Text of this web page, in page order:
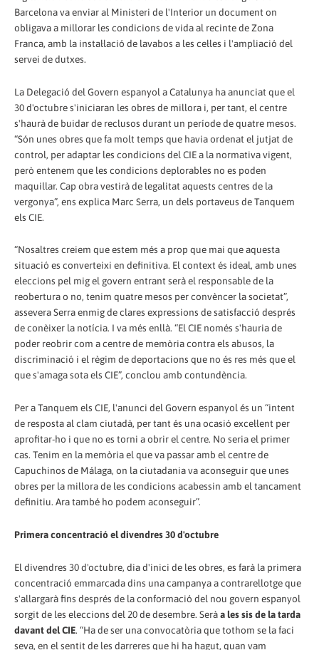
Barcelona va enviar al Ministeri de l'Interior un document on
obligava a millorar les condicions de vida al recinte de Zona
Franca, amb la instal·lació de lavabos a les cel·les i l'ampliació del
servei de dutxes.
La Delegació del Govern espanyol a Catalunya ha anunciat que el
30 d'octubre s'iniciaran les obres de millora i, per tant, el centre
s'haurà de buidar de reclusos durant un període de quatre mesos.
“Són unes obres que fa molt temps que havia ordenat el jutjat de
control, per adaptar les condicions del CIE a la normativa vigent,
però entenem que les condicions deplorables no es poden
maquillar. Cap obra vestirà de legalitat aquests centres de la
vergonya”, ens explica Marc Serra, un dels portaveus de Tanquem
els CIE.
“Nosaltres creiem que estem més a prop que mai que aquesta
situació es converteixi en definitiva. El context és ideal, amb unes
eleccions pel mig el govern entrant serà el responsable de la
reobertura o no, tenim quatre mesos per convèncer la societat”,
assevera Serra enmig de clares expressions de satisfacció després
de conèixer la notícia. I va més enllà. “El CIE només s'hauria de
poder reobrir com a centre de memòria contra els abusos, la
discriminació i el règim de deportacions que no és res més que el
que s'amaga sota els CIE”, conclou amb contundència.
Per a Tanquem els CIE, l'anunci del Govern espanyol és un “intent
de resposta al clam ciutadà, per tant és una ocasió excel·lent per
aprofitar-ho i que no es torni a obrir el centre. No seria el primer
cas. Tenim en la memòria el que va passar amb el centre de
Capuchinos de Málaga, on la ciutadania va aconseguir que unes
obres per la millora de les condicions acabessin amb el tancament
definitiu. Ara també ho podem aconseguir”.
Primera concentració el divendres 30 d'octubre
El divendres 30 d'octubre, dia d'inici de les obres, es farà la primera
concentració emmarcada dins una campanya a contrarellotge que
s'allargarà fins després de la conformació del nou govern espanyol
sorgit de les eleccions del 20 de desembre. Seràa les sis de la tarda
davant del CIE. “Ha de ser una convocatòria que tothom se la faci
seva, en el sentit de les darreres que hi ha hagut, quan vam